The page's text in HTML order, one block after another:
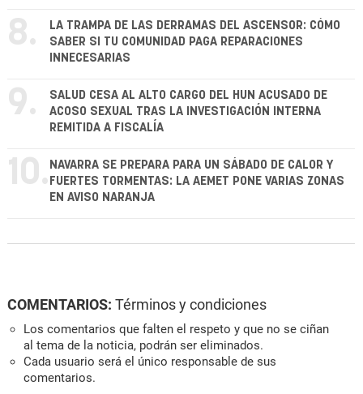
8.
LA TRAMPA DE LAS DERRAMAS DEL ASCENSOR: CÓMO
SABER SI TU COMUNIDAD PAGA REPARACIONES
INNECESARIAS
9.
SALUD CESA AL ALTO CARGO DEL HUN ACUSADO DE
ACOSO SEXUAL TRAS LA INVESTIGACIÓN INTERNA
REMITIDA A FISCALÍA
10. NAVARRA SE PREPARA PARA UN SÁBADO DE CALOR Y
FUERTES TORMENTAS: LA AEMET PONE VARIAS ZONAS
EN AVISO NARANJA
COMENTARIOS: Términos y condiciones
Los comentarios que falten el respeto y que no se ciñan
al tema de la noticia, podrán ser eliminados.
Cada usuario será el único responsable de sus
comentarios.